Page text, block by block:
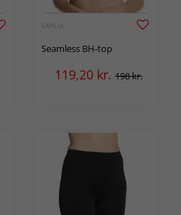
EMILIA
Seamless BH-top
119,20 kr. 198 kr.